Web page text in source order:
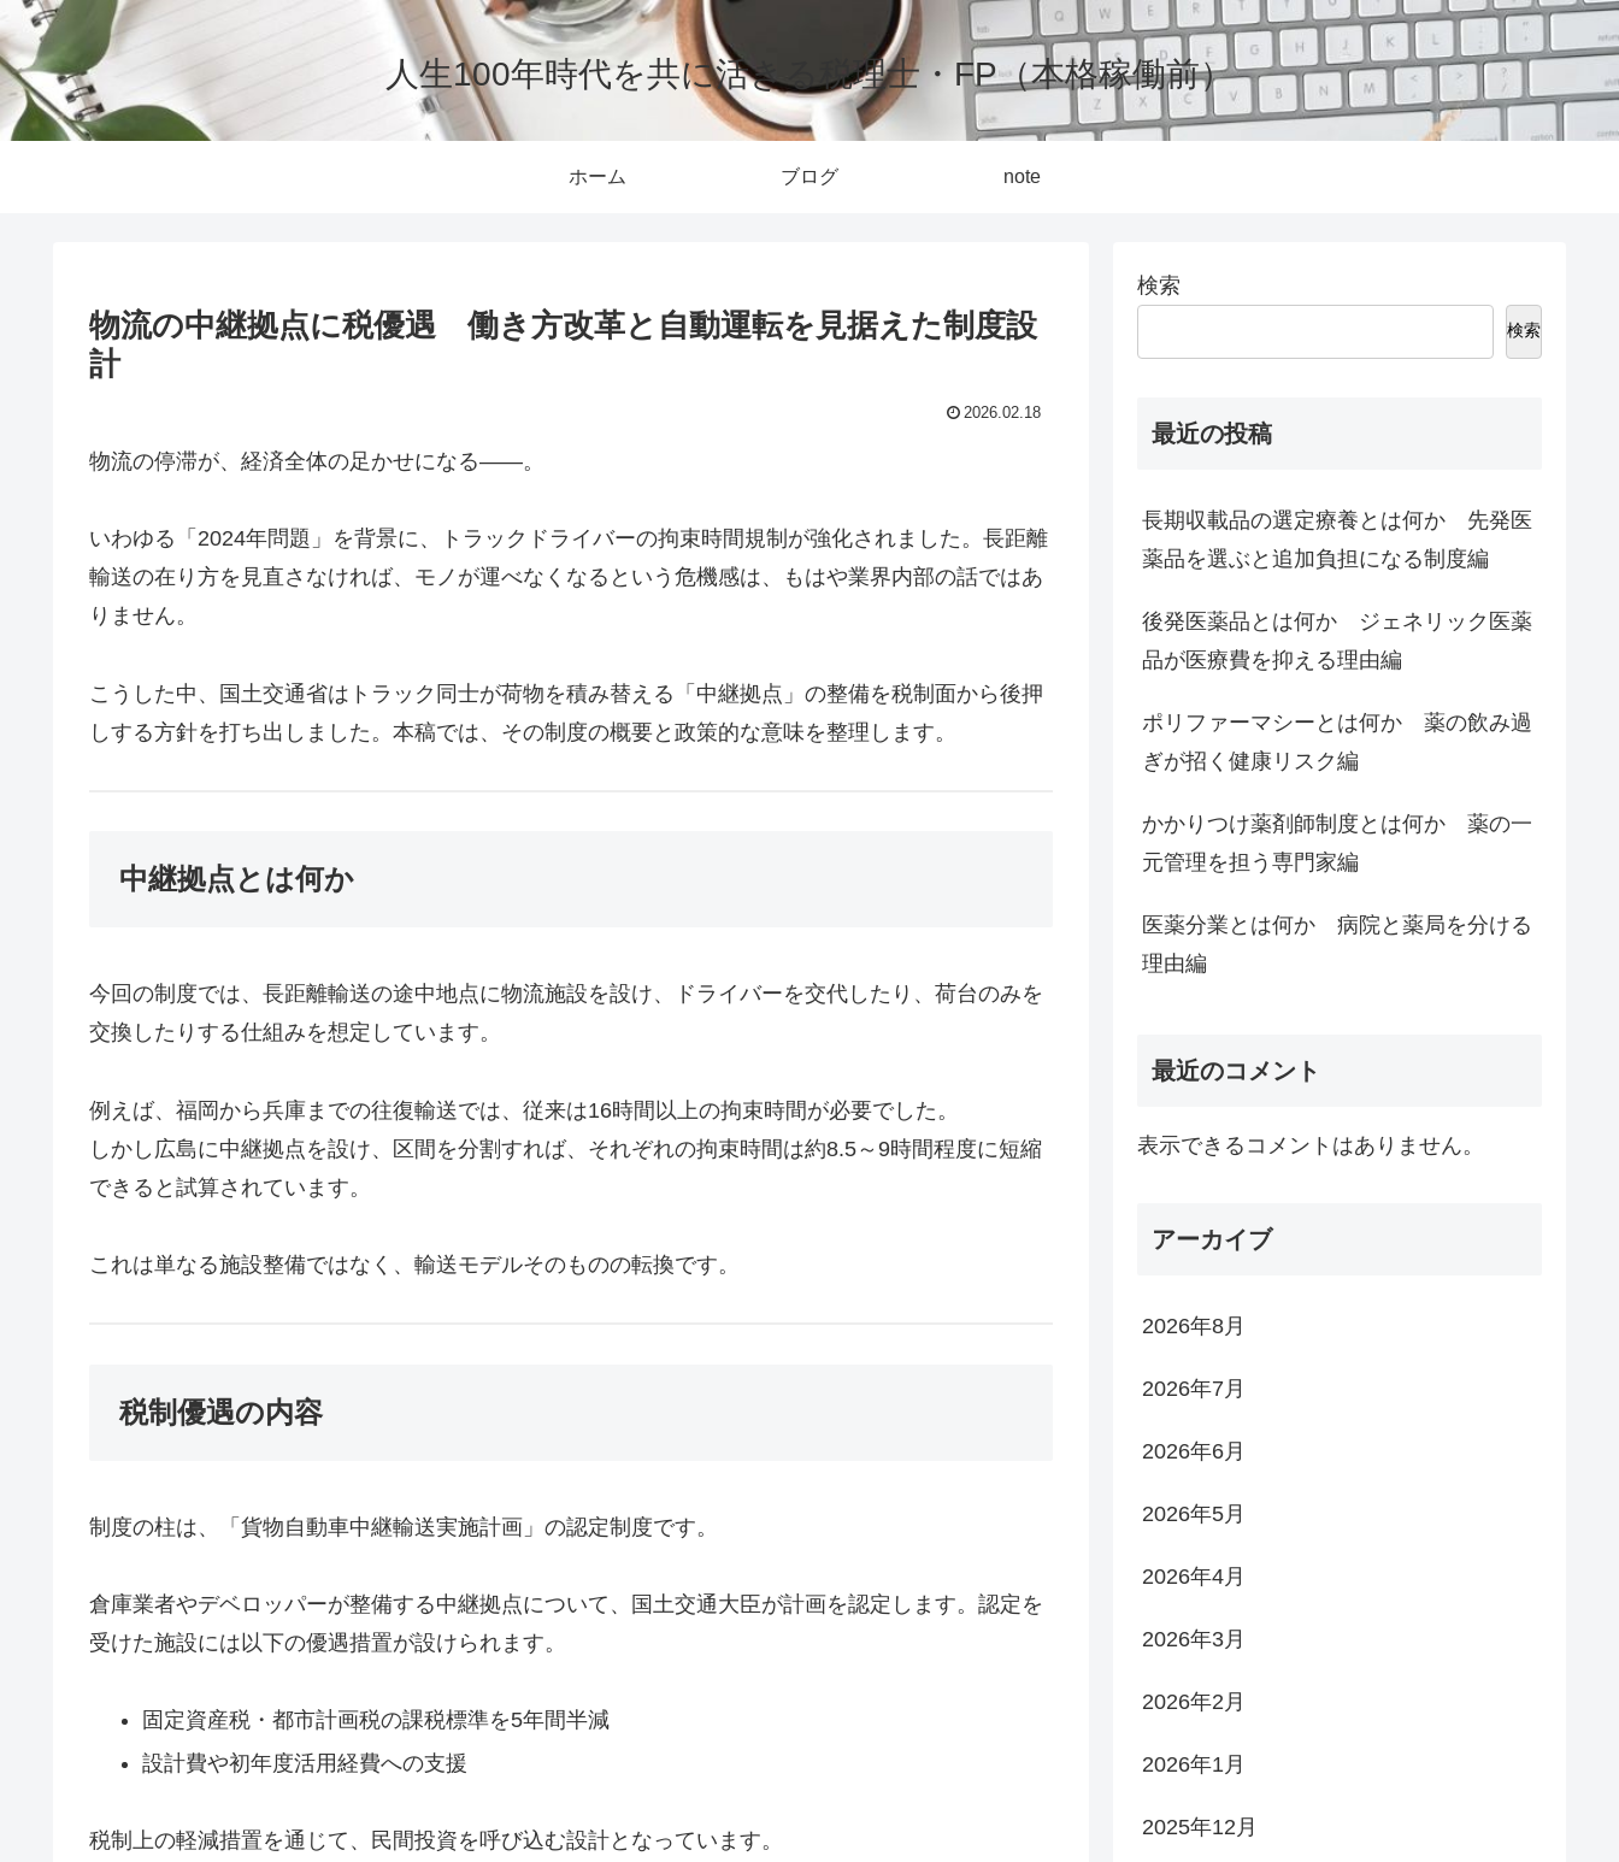
人生100年時代を共に活きる税理士・FP（本格稼働前）
ホーム ブログ note
物流の中継拠点に税優遇 働き方改革と自動運転を見据えた制度設
計
2026.02.18
物流の停滞が、経済全体の足かせになる――。
いわゆる「2024年問題」を背景に、トラックドライバーの拘束時間規制が強化されました。長距離
輸送の在り方を見直さなければ、モノが運べなくなるという危機感は、もはや業界内部の話ではあ
りません。
こうした中、国土交通省はトラック同士が荷物を積み替える「中継拠点」の整備を税制面から後押
しする方針を打ち出しました。本稿では、その制度の概要と政策的な意味を整理します。
中継拠点とは何か
今回の制度では、長距離輸送の途中地点に物流施設を設け、ドライバーを交代したり、荷台のみを
交換したりする仕組みを想定しています。
例えば、福岡から兵庫までの往復輸送では、従来は16時間以上の拘束時間が必要でした。
しかし広島に中継拠点を設け、区間を分割すれば、それぞれの拘束時間は約8.5～9時間程度に短縮
できると試算されています。
これは単なる施設整備ではなく、輸送モデルそのものの転換です。
税制優遇の内容
制度の柱は、「貨物自動車中継輸送実施計画」の認定制度です。
倉庫業者やデベロッパーが整備する中継拠点について、国土交通大臣が計画を認定します。認定を
受けた施設には以下の優遇措置が設けられます。
固定資産税・都市計画税の課税標準を5年間半減
設計費や初年度活用経費への支援
税制上の軽減措置を通じて、民間投資を呼び込む設計となっています。
検索
検索
最近の投稿
長期収載品の選定療養とは何か 先発医
薬品を選ぶと追加負担になる制度編
後発医薬品とは何か ジェネリック医薬
品が医療費を抑える理由編
ポリファーマシーとは何か 薬の飲み過
ぎが招く健康リスク編
かかりつけ薬剤師制度とは何か 薬の一
元管理を担う専門家編
医薬分業とは何か 病院と薬局を分ける
理由編
最近のコメント
表示できるコメントはありません。
アーカイブ
2026年8月
2026年7月
2026年6月
2026年5月
2026年4月
2026年3月
2026年2月
2026年1月
2025年12月